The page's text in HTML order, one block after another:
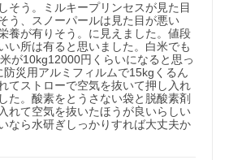
そう。ミルキープリンセスが見た目
う、スノーパールは見た目が悪い
養が有りそう。に見えました。値段
い所は有ると思いました。白米でも
が10kg12000円くらいになると思っ
災用アルミフィルムで15kgくるん
てストローで空気を抜いて押し入れ
た。酸素をとうさない袋と脱酸素剤
れて空気を抜いたほうが良いらしい
なら水研ぎしっかりすれば大丈夫か